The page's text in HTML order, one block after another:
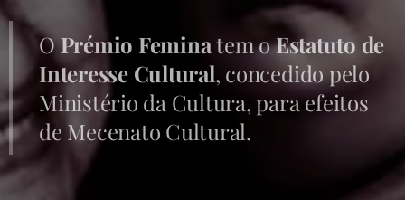
OPrémio Feminatem oEstatuto de
Interesse Cultural, concedido pelo
Ministério da Cultura, para efeitos
de Mecenato Cultural.